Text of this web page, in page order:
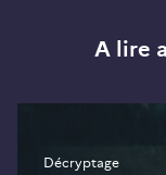
A lire
Décryptage